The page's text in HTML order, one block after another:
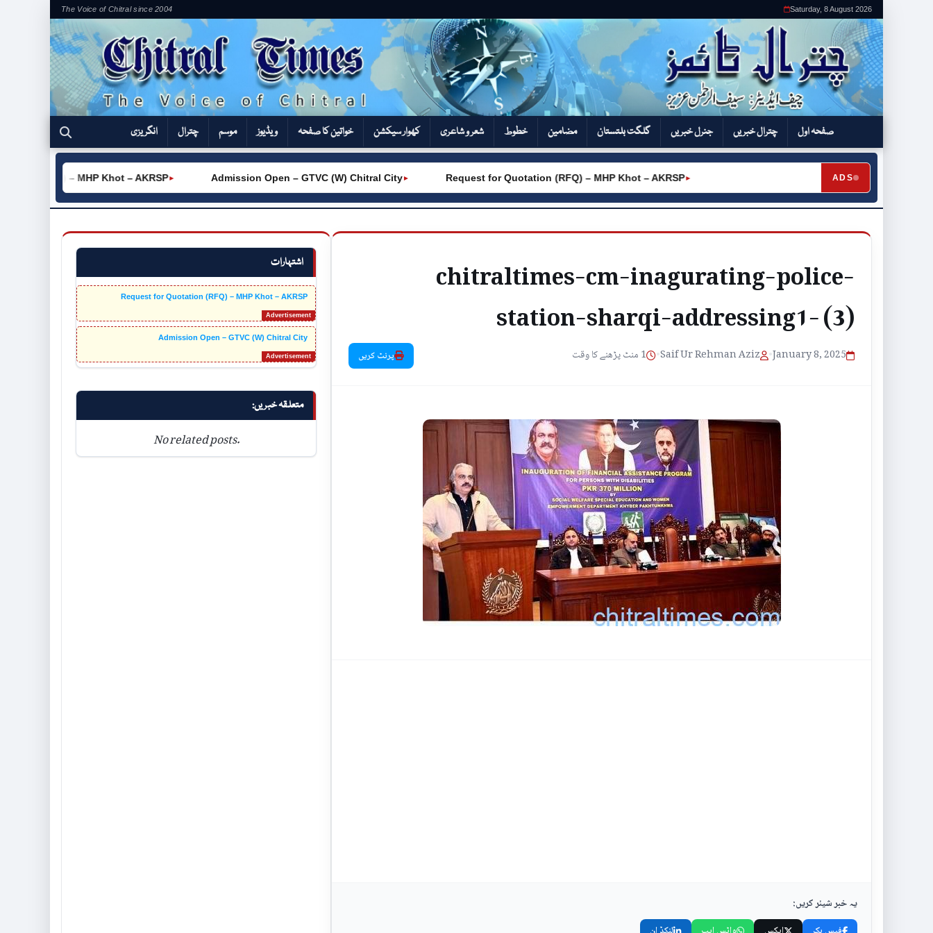
The Voice of Chitral since 2004 Saturday, 8 August 2026
صفحہ اول چترال خبریں جنرل خبریں گلگت بلتستان مضامین خطوط شعر و شاعری کھوار سیکشن‎ خواتین کا صفحہ ویڈیوز موسم چترال انگریزی
ADS
►
(RFQ) – MHP Khot – AKRSP ►
Request for Quotation (RFQ) – MHP Khot – AKRSP
►
Admission Open – GTVC (W) Chitral City
اشتہارات
Request for Quotation (RFQ) – MHP Khot – AKRSP
Admission Open – GTVC (W) Chitral City
متعلقہ خبریں:
No related posts.
chitraltimes-cm-inagurating-police-
station-sharqi-addressing1- (3)
January 8, 2025
•
Saif Ur Rehman Aziz
• 1 منٹ پڑھنے کا وقت پرنٹ کریں
یہ خبر شیئر کریں: